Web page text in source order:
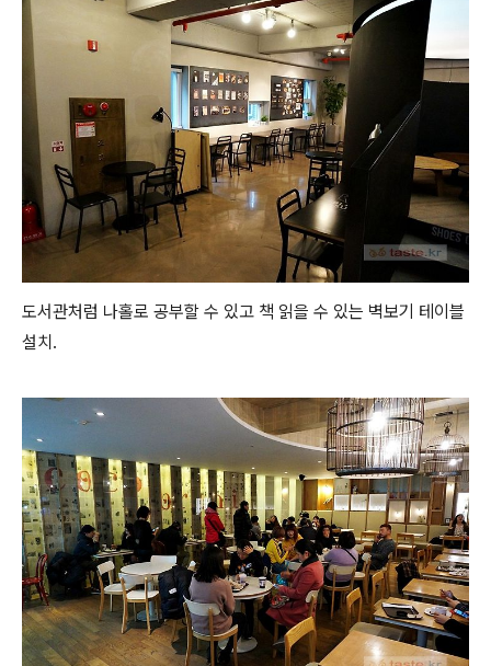
도서관처럼 나홀로 공부할 수 있고 책 읽을 수 있는 벽보기 테이블
설치.